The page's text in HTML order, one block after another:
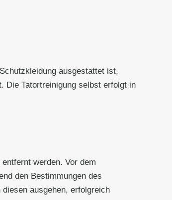
ausgestattet ist,
Die Tatortreinigung selbst erfolgt in
werden. Vor dem
den Bestimmungen des
ausgehen, erfolgreich